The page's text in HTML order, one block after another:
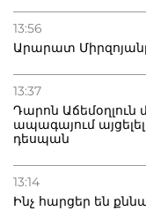
13:56
Արարատ
13:37
Դարոն Աճեմօղլուն
ապագայում
դեսպան
13:14
Ինչ հարցեր են
Բաքվի բանտից
Փաշինյանին